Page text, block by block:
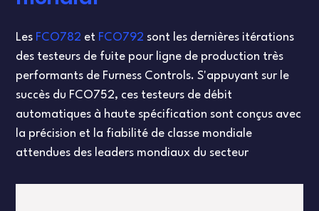
Les FCO782 et FCO792 sont les dernières itérations
des testeurs de fuite pour ligne de production très
performants de Furness Controls. S'appuyant sur le
succès du FCO752, ces testeurs de débit
automatiques à haute spécification sont conçus avec
la précision et la fiabilité de classe mondiale
attendues des leaders mondiaux du secteur